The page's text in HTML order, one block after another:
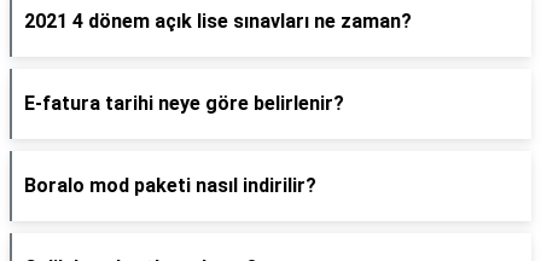
2021 4 dönem açık lise sınavları ne zaman?
E-fatura tarihi neye göre belirlenir?
Boralo mod paketi nasıl indirilir?